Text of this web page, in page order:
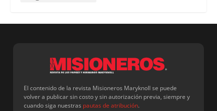
El contenido de la revista Misioneros Maryknoll se puede
volver a publicar sin costo y sin autorización previa, siempre y
cuando siga nuestras pautas de atribución.